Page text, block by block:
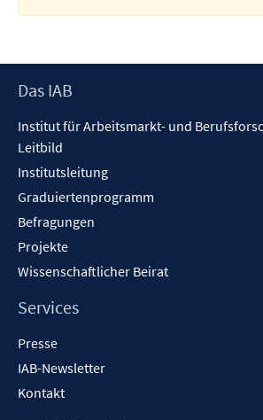
Footer
Das IAB
Institut für Arbeitsmarkt- und
Leitbild
Institutsleitung
Graduiertenprogramm
Befragungen
Projekte
Wissenschaftlicher Beirat
Services
Presse
IAB-Newsletter
Kontakt